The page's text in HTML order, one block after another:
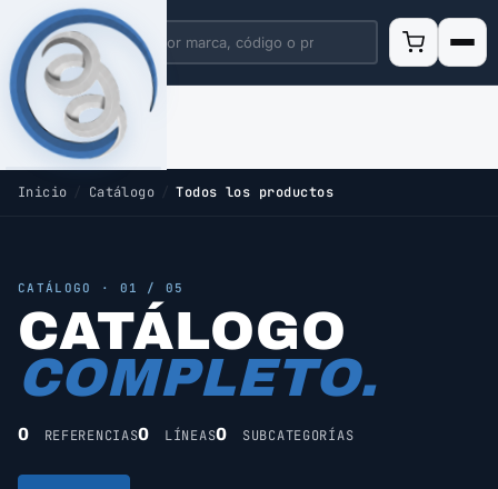
Inicio / Catálogo Todos los productos
CATÁLOGO · 01 / 05
CATÁLOGO
COMPLETO.
0 REFERENCIAS0 LÍNEAS0 SUBCATEGORÍAS